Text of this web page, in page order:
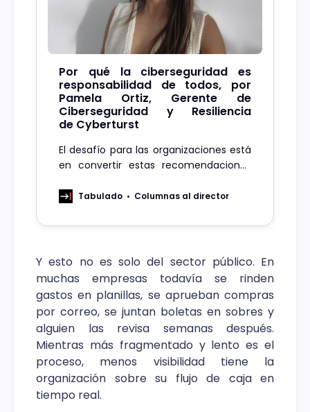
Por qué la ciberseguridad es
responsabilidad de todos, por
Pamela Ortiz, Gerente de
Ciberseguridad y Resiliencia
de Cyberturst
El desafío para las organizaciones está
en convertir estas recomendaciones
implica asignar responsables, definir
evidencia y, sobre todo, mantener la
Tabulado Columnas al director
Y esto no es solo del sector público. En
muchas empresas todavía se rinden
gastos en planillas, se aprueban compras
por correo, se juntan boletas en sobres y
alguien las revisa semanas después.
Mientras más fragmentado y lento es el
proceso, menos visibilidad tiene la
organización sobre su flujo de caja en
tiempo real.